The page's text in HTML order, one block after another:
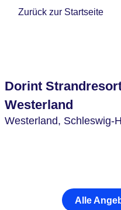
Zurück zur Startseite
Dorint
Westerland
Westerland, Schleswig-
Alle